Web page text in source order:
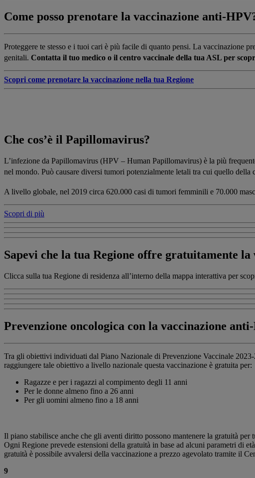
Come posso prenotare la vaccinazione anti-
Proteggere te stesso e i tuoi cari è più facile di quanto pensi. La vaccinazione
genitali. Contatta il tuo medico o il centro vaccinale della tua ASL per
Scopri come prenotare la vaccinazione nella tua Regione
Che cos’è il Papillomavirus?
L’infezione da Papillomavirus (HPV – Human Papillomavirus) è la più
nel mondo. Può causare diversi tumori potenzialmente letali tra cui quello della
A livello globale, nel 2019 circa 620.000 casi di tumori femminili e 70.000
Scopri di più
Sapevi che la tua Regione offre gratuitamente
Clicca sulla tua Regione di residenza all’interno della mappa interattiva per
Prevenzione oncologica con la vaccinazione
Tra gli obiettivi individuati dal Piano Nazionale di Prevenzione Vaccinale
raggiungere tale obiettivo a livello nazionale questa vaccinazione è gratuita per:
Ragazze e per i ragazzi al compimento degli 11 anni
Per le donne almeno fino a 26 anni
Per gli uomini almeno fino a 18 anni
Il piano stabilisce anche che gli aventi diritto possono mantenere la gratuità
Ogni Regione prevede estensioni della gratuità in base ad alcuni parametri di
gratuità è possibile avvalersi della vaccinazione a prezzo agevolato tramite il
9